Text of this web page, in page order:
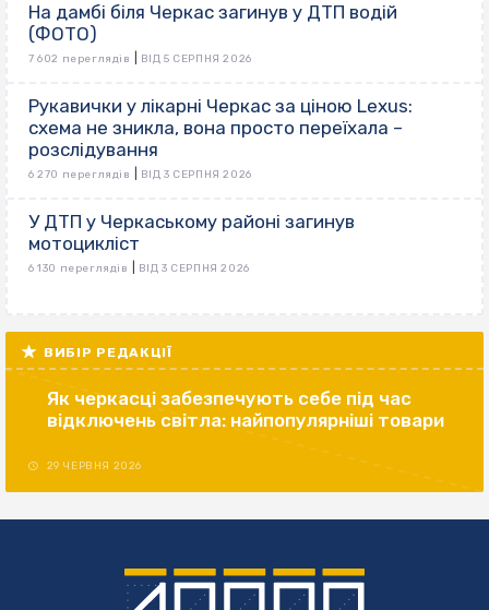
На дамбі біля Черкас загинув у ДТП водій
(ФОТО)
7 602 переглядів ВІД 5 СЕРПНЯ 2026
Рукавички у лікарні Черкас за ціною Lexus:
схема не зникла, вона просто переїхала –
розслідування
6 270 переглядів ВІД 3 СЕРПНЯ 2026
У ДТП у Черкаському районі загинув
мотоцикліст
6 130 переглядів ВІД 3 СЕРПНЯ 2026
ВИБІР РЕДАКЦІЇ
Як черкасці забезпечують себе під час
відключень світла: найпопулярніші товари
29 ЧЕРВНЯ 2026